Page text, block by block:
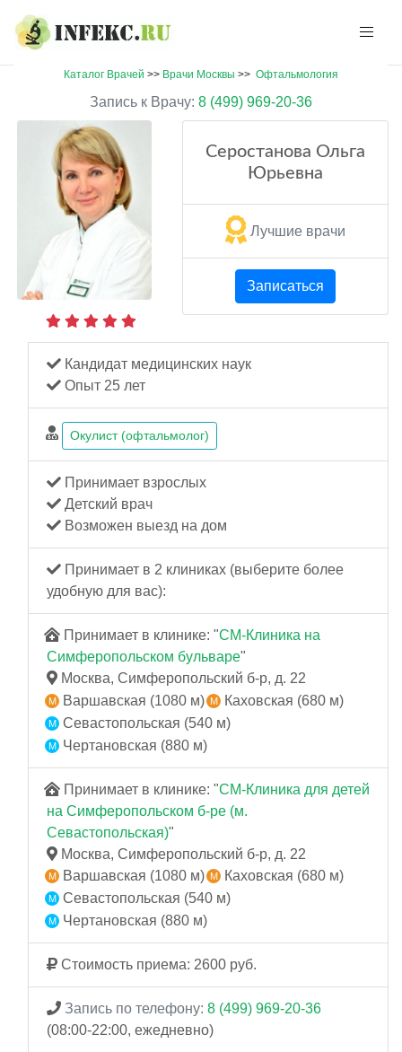
Каталог Врачей >> Врачи Москвы >> Офтальмология
Запись к Врачу: 8 (499) 969-20-36
Серостанова Ольга
Юрьевна
Лучшие врачи
Записаться
Кандидат медицинских наук
Опыт 25 лет
Окулист (офтальмолог)
Принимает взрослых
Детский врач
Возможен выезд на дом
Принимает в 2 клиниках (выберите более
удобную для вас):
Принимает в клинике: "СМ-Клиника на
Симферопольском бульваре"
Москва, Симферопольский б-р, д. 22
Варшавская (1080 м)
Каховская (680 м)
Севастопольская (540 м)
Чертановская (880 м)
Принимает в клинике: "СМ-Клиника для детей
на Симферопольском б-ре (м.
Севастопольская)"
Москва, Симферопольский б-р, д. 22
Варшавская (1080 м)
Каховская (680 м)
Севастопольская (540 м)
Чертановская (880 м)
Стоимость приема: 2600 руб.
Запись по телефону: 8 (499) 969-20-36
(08:00-22:00, ежедневно)